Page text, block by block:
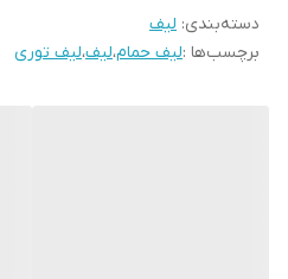
دسته‌بندی: لیف
برچسب‌ها :لیف حمام،لیف،لیف توری